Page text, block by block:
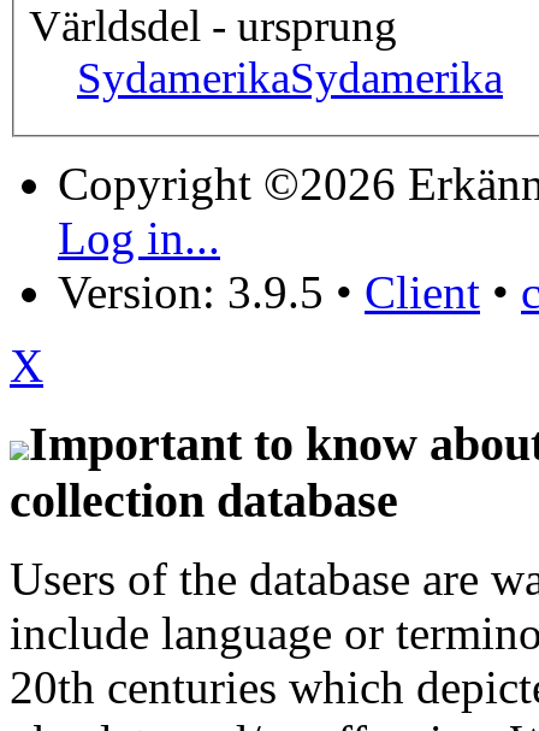
Världsdel - ursprung
SydamerikaSydamerika
Copyright ©2026
Log in...
Version: 3.9.5 • Client •
X
Important to know
collection database
Users of the database are
include language or
20th centuries which